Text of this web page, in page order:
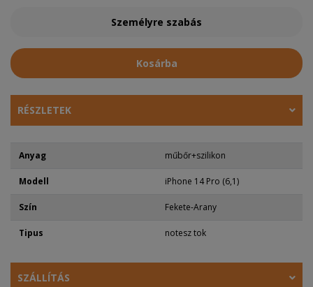
Személyre szabás
Kosárba
RÉSZLETEK
Anyag műbőr+szilikon
Modell iPhone 14 Pro (6,1)
Szín Fekete-Arany
Tipus notesz tok
SZÁLLÍTÁS